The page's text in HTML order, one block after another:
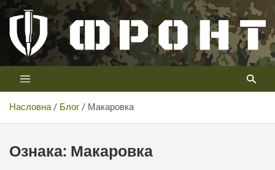
Скип
цонтент
Телевизија ФРОНТ
Први војни канал у Србији
Насловна Блог Макаровка
Ознака: Макаровка